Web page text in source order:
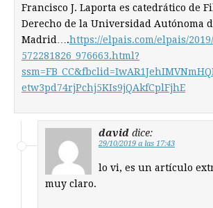
Francisco J. Laporta es catedrático de
Derecho de la Universidad Autónoma
Madrid….https://elpais.com/elpais/
572281826_976663.html?
etw3pd74rjPchj5KIs9jQAkfCplFjhE
david dice:
29/10/2019 a las 17:43
lo vi, es un artículo
muy claro.